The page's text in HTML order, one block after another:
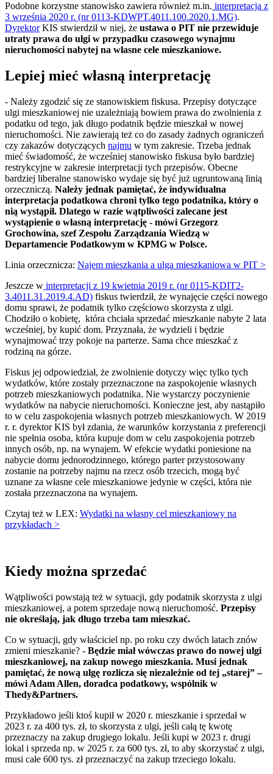
Podobne korzystne stanowisko zawiera również m.in. interpretacja z
3 września 2020 r. (nr 0113-KDWPT.4011.100.2020.1.MG).
DyrektorKIS stwierdził w niej, że ustawa o PIT nie przewiduje
utraty prawa do ulgi w przypadku czasowego wynajmu
nieruchomości nabytej na własne cele mieszkaniowe.
Lepiej mieć własną interpretację
- Należy zgodzić się ze stanowiskiem fiskusa. Przepisy dotyczące
ulgi mieszkaniowej nie uzależniają bowiem prawa do zwolnienia z
podatku od tego, jak długo podatnik będzie mieszkał w nowej
nieruchomości. Nie zawierają też co do zasady żadnych ograniczeń
czy zakazów dotyczących najmu w tym zakresie. Trzeba jednak
mieć świadomość, że wcześniej stanowisko fiskusa było bardziej
restrykcyjne w zakresie interpretacji tych przepisów. Obecne
bardziej liberalne stanowisko wydaje się być już ugruntowaną linią
orzeczniczą. Należy jednak pamiętać, że indywidualna
interpretacja podatkowa chroni tylko tego podatnika, który o
nią wystąpił. Dlatego w razie wątpliwości zalecane jest
wystąpienie o własną interpretację - mówi Grzegorz
Grochowina, szef Zespołu Zarządzania Wiedzą w
Departamencie Podatkowym w KPMG w Polsce.
Linia orzecznicza: Najem mieszkania a ulga mieszkaniowa w PIT >
Jeszcze w interpretacji z 19 kwietnia 2019 r. (nr 0115-KDIT2-
3.4011.31.2019.4.AD) fiskus twierdził, że wynajęcie części nowego
domu sprawi, że podatnik tylko częściowo skorzysta z ulgi.
Chodziło o kobietę, która chciała sprzedać mieszkanie nabyte 2 lata
wcześniej, by kupić dom. Przyznała, że wydzieli i będzie
wynajmować trzy pokoje na parterze. Sama chce mieszkać z
rodziną na górze.
Fiskus jej odpowiedział, że zwolnienie dotyczy więc tylko tych
wydatków, które zostały przeznaczone na zaspokojenie własnych
potrzeb mieszkaniowych podatnika. Nie wystarczy poczynienie
wydatków na nabycie nieruchomości. Konieczne jest, aby nastąpiło
to w celu zaspokojenia własnych potrzeb mieszkaniowych. W 2019
r. r. dyrektor KIS był zdania, że warunków korzystania z preferencji
nie spełnia osoba, która kupuje dom w celu zaspokojenia potrzeb
innych osób, np. na wynajem. W efekcie wydatki poniesione na
nabycie domu jednorodzinnego, którego parter przystosowany
zostanie na potrzeby najmu na rzecz osób trzecich, mogą być
uznane za własne cele mieszkaniowe jedynie w części, która nie
została przeznaczona na wynajem.
Czytaj też w LEX: Wydatki na własny cel mieszkaniowy na
przykładach >
Kiedy można sprzedać
Wątpliwości powstają też w sytuacji, gdy podatnik skorzysta z ulgi
mieszkaniowej, a potem sprzedaje nową nieruchomość. Przepisy
nie określają, jak długo trzeba tam mieszkać.
Co w sytuacji, gdy właściciel np. po roku czy dwóch latach znów
zmieni mieszkanie? - Będzie miał wówczas prawo do nowej ulgi
mieszkaniowej, na zakup nowego mieszkania. Musi jednak
pamiętać, że nową ulgę rozlicza się niezależnie od tej „starej” –
mówi Adam Allen, doradca podatkowy, wspólnik w
Thedy&Partners.
Przykładowo jeśli ktoś kupił w 2020 r. mieszkanie i sprzedał w
2023 r. za 400 tys. zł, to skorzysta z ulgi, jeśli całą tę kwotę
przeznaczy na zakup drugiego lokalu. Jeśli kupi w 2023 r. drugi
lokal i sprzeda np. w 2025 r. za 600 tys. zł, to aby skorzystać z ulgi,
musi całe 600 tys. zł przeznaczyć na zakup trzeciego lokalu.